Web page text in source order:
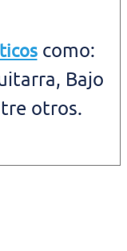
como:
Bajo
otros.